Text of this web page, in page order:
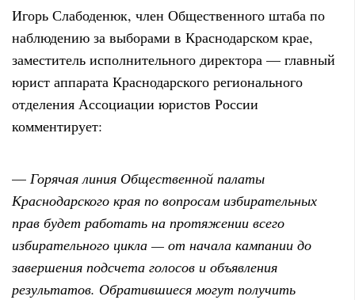
Игорь Слабоденюк, член Общественного штаба по
наблюдению за выборами в Краснодарском крае,
заместитель исполнительного директора — главный
юрист аппарата Краснодарского регионального
отделения Ассоциации юристов России
комментирует:
— Горячая линия Общественной палаты
Краснодарского края по вопросам избирательных
прав будет работать на протяжении всего
избирательного цикла — от начала кампании до
завершения подсчета голосов и объявления
результатов. Обратившиеся могут получить